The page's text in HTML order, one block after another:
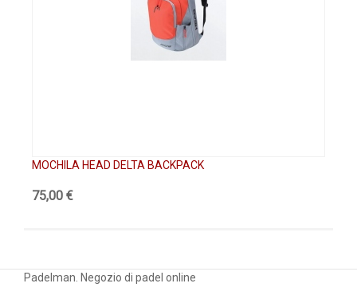
MOCHILA HEAD DELTA BACKPACK
75,00 €
Padelman. Negozio di padel online